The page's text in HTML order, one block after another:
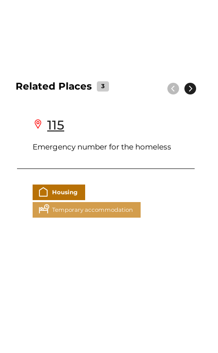
Related Places 3
115
Emergency number for the homeless
Housing
Temporary accommodation